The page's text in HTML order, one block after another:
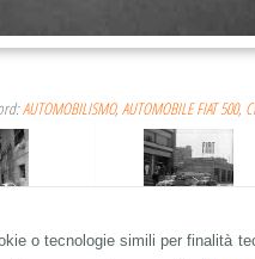
o tecnologie simili per finalità
AUTOMOBILISMO, AUTOMOBILE FIAT 500,
FIAT 500